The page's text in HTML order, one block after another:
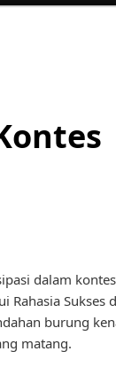
dalam kontes
Rahasia Sukses
burung
matang.